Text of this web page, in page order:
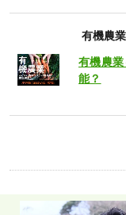
有機農
有機農
能？